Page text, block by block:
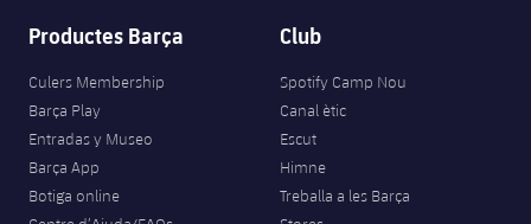
Productes Barça
Culers Membership
Barça Play
Entradas y Museo
Barça App
Botiga online
Club
Spotify Camp Nou
Canal ètic
Escut
Himne
Treballa a les Barça